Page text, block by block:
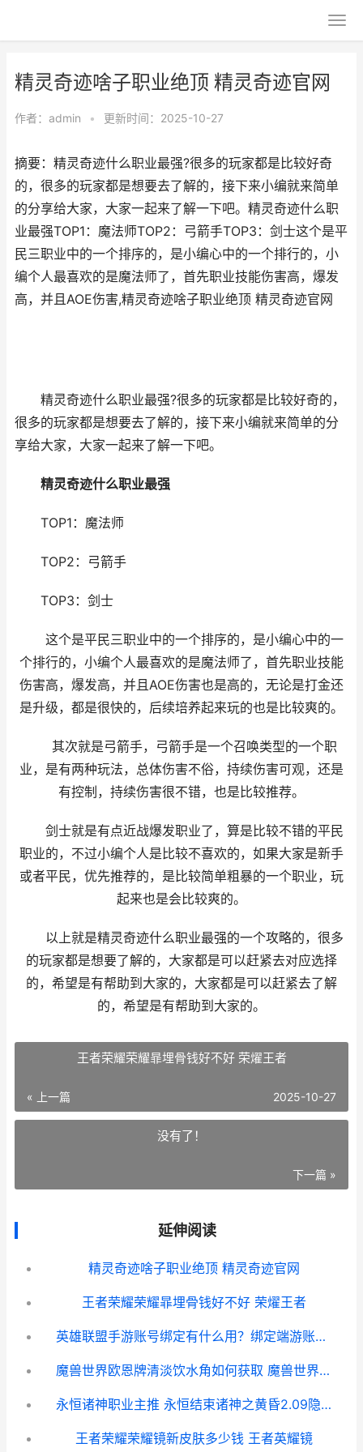
精灵奇迹啥子职业绝顶 精灵奇迹官网
作者： admin • 更新时间：2025-10-27
摘要：精灵奇迹什么职业最强?很多的玩家都是比较好奇
的，很多的玩家都是想要去了解的，接下来小编就来简单
的分享给大家，大家一起来了解一下吧。精灵奇迹什么职
业最强TOP1：魔法师TOP2：弓箭手TOP3：剑士这个是平
民三职业中的一个排序的，是小编心中的一个排行的，小
编个人最喜欢的是魔法师了，首先职业技能伤害高，爆发
高，并且AOE伤害,精灵奇迹啥子职业绝顶 精灵奇迹官网
精灵奇迹什么职业最强?很多的玩家都是比较好奇的，
很多的玩家都是想要去了解的，接下来小编就来简单的分
享给大家，大家一起来了解一下吧。
精灵奇迹什么职业最强
TOP1：魔法师
TOP2：弓箭手
TOP3：剑士
这个是平民三职业中的一个排序的，是小编心中的一
个排行的，小编个人最喜欢的是魔法师了，首先职业技能
伤害高，爆发高，并且AOE伤害也是高的，无论是打金还
是升级，都是很快的，后续培养起来玩的也是比较爽的。
其次就是弓箭手，弓箭手是一个召唤类型的一个职
业，是有两种玩法，总体伤害不俗，持续伤害可观，还是
有控制，持续伤害很不错，也是比较推荐。
剑士就是有点近战爆发职业了，算是比较不错的平民
职业的，不过小编个人是比较不喜欢的，如果大家是新手
或者平民，优先推荐的，是比较简单粗暴的一个职业，玩
起来也是会比较爽的。
以上就是精灵奇迹什么职业最强的一个攻略的，很多
的玩家都是想要了解的，大家都是可以赶紧去对应选择
的，希望是有帮助到大家的，大家都是可以赶紧去了解
的，希望是有帮助到大家的。
王者荣耀荣耀暃埋骨钱好不好 荣燿王者
« 上一篇 2025-10-27
没有了！
下一篇 »
延伸阅读
精灵奇迹啥子职业绝顶 精灵奇迹官网
王者荣耀荣耀暃埋骨钱好不好 荣燿王者
英雄联盟手游账号绑定有什么用？绑定端游账号作用一览
魔兽世界欧恩牌清淡饮水角如何获取 魔兽世界怀旧服欧皇
永恒诸神职业主推 永恒结束诸神之黄昏2.09隐藏
王者荣耀荣耀镜新皮肤多少钱 王者英耀镜